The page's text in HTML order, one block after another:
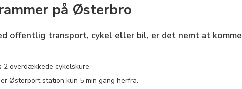
på Østerbro
offentlig transport, cykel eller bil, er det nemt at komme
2 overdækkede cykelskure.
Østerport station kun 5 min gang herfra.